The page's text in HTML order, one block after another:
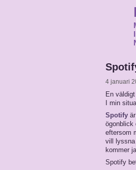
4 januari
En
I min
Spotify
ögonblick
eftersom
vill
kommer
Spotify